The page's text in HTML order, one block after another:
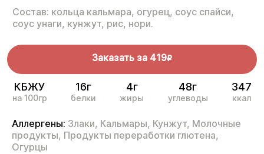
Состав: кольца кальмара, огурец, соус спайси,
соус унаги, кунжут, рис, нори.
Заказать за 419R
КБЖУ
на 100гр
16г
белки
4г
жиры
48г
углеводы
347
ккал
Аллергены: Злаки, Кальмары, Кунжут, Молочные
продукты, Продукты переработки глютена,
Огурцы